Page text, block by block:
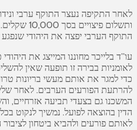
לאחר התקיפה נעצר התוקף ערבי
ותשלום
התוקף הערבי יפצה את היהודי שנפגע ב115,000 ₪
עו”ד בלייכר מחוננו המייצג את
לאומניות בבירה זו תופעה שאין
כדי למגר את אותם מעשי בריונות
להרתעת הפורעים הערבים. לאחר
המשכנו גם בצעדי תביעה אזרחיים,
הדין בהוצאה לפועל. נמשיך לנקוט
לאותם פורעים ולהביא ביטחון לציבור